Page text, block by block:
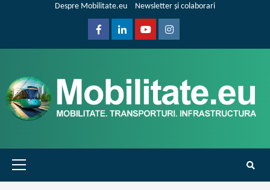
Despre Mobilitate.eu Newsletter și colaborari
FacebookLinkedinYoutubeInstagram
Primary
Menu